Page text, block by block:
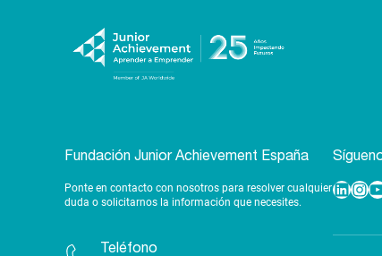
Fundación Junior Achievement España
Ponte en contacto con nosotros para resolver cualquier
duda o solicitarnos la información que necesites.
Teléfono
Linkedin Instagram YouTube